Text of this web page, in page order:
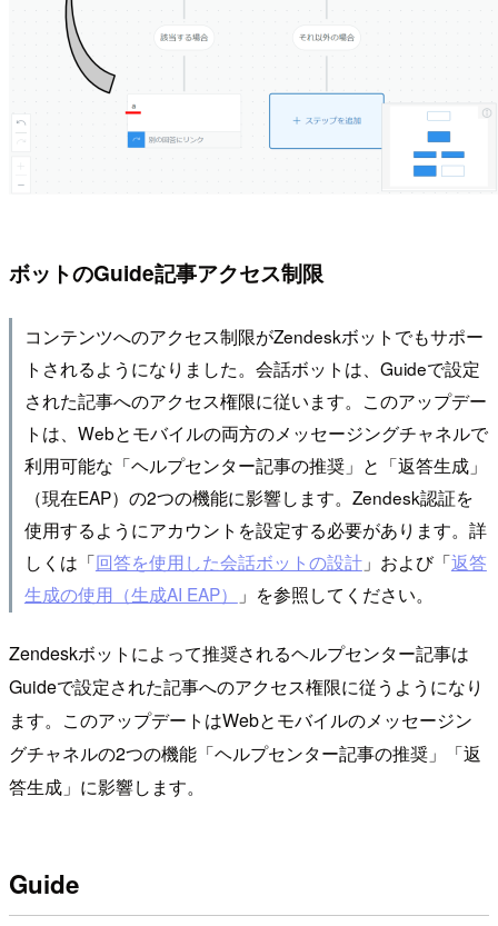
ボットのGuide記事アクセス制限
コンテンツへのアクセス制限がZendeskボットでもサポー
トされるようになりました。会話ボットは、Guideで設定
された記事へのアクセス権限に従います。このアップデー
トは、Webとモバイルの両方のメッセージングチャネルで
利用可能な「ヘルプセンター記事の推奨」と「返答生成」
（現在EAP）の2つの機能に影響します。Zendesk認証を
使用するようにアカウントを設定する必要があります。詳
しくは「回答を使用した会話ボットの設計」および「返答
生成の使用（生成AI EAP）
」を参照してください。
Zendeskボットによって推奨されるヘルプセンター記事は
Guideで設定された記事へのアクセス権限に従うようになり
ます。このアップデートはWebとモバイルのメッセージン
グチャネルの2つの機能「ヘルプセンター記事の推奨」「返
答生成」に影響します。
Guide